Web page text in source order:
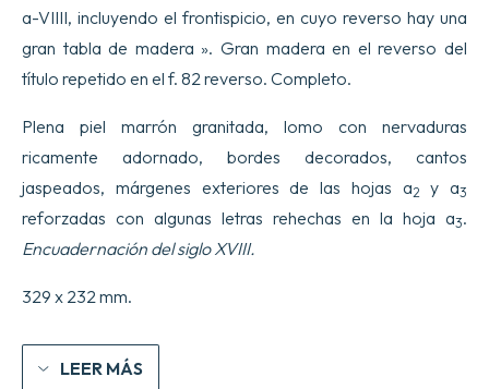
a-VIIII, incluyendo el frontispicio, en cuyo reverso hay una
gran tabla de madera ». Gran madera en el reverso del
título repetido en el f. 82 reverso. Completo.
Plena piel marrón granitada, lomo con nervaduras
ricamente adornado, bordes decorados, cantos
jaspeados, márgenes exteriores de las hojas a2 y a3
reforzadas con algunas letras rehechas en la hoja a3.
Encuadernación del siglo XVIII.
329 x 232 mm.
LEER MÁS